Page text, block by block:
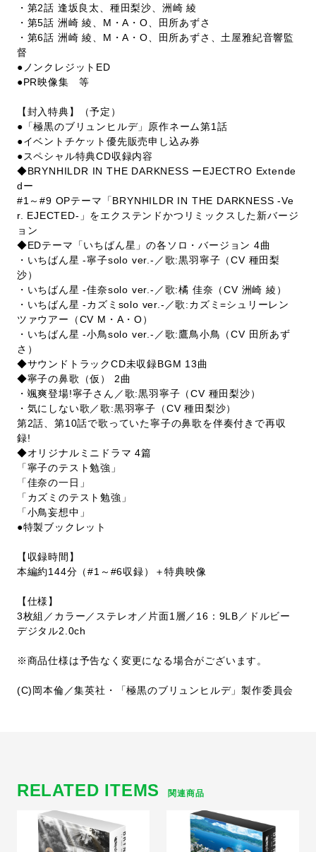
・第2話 逢坂良太、種田梨沙、洲崎 綾
・第5話 洲崎 綾、M・A・O、田所あずさ
・第6話 洲崎 綾、M・A・O、田所あずさ、土屋雅紀音響監
督
●ノンクレジットED
●PR映像集 等
【封入特典】（予定）
●「極黒のブリュンヒルデ」原作ネーム第1話
●イベントチケット優先販売申し込み券
●スペシャル特典CD収録内容
◆BRYNHILDR IN THE DARKNESS ーEJECTRO Extende
dー
#1～#9 OPテーマ「BRYNHILDR IN THE DARKNESS -Ve
r. EJECTED-」をエクステンドかつリミックスした新バージ
ョン
◆EDテーマ「いちばん星」の各ソロ・バージョン 4曲
・いちばん星 -寧子solo ver.-／歌:黒羽寧子（CV 種田梨
沙）
・いちばん星 -佳奈solo ver.-／歌:橘 佳奈（CV 洲崎 綾）
・いちばん星 -カズミsolo ver.-／歌:カズミ=シュリーレン
ツァウアー（CV M・A・O）
・いちばん星 -小鳥solo ver.-／歌:鷹鳥小鳥（CV 田所あず
さ）
◆サウンドトラックCD未収録BGM 13曲
◆寧子の鼻歌（仮） 2曲
・颯爽登場!寧子さん／歌:黒羽寧子（CV 種田梨沙）
・気にしない歌／歌:黒羽寧子（CV 種田梨沙）
第2話、第10話で歌っていた寧子の鼻歌を伴奏付きで再収
録!
◆オリジナルミニドラマ 4篇
「寧子のテスト勉強」
「佳奈の一日」
「カズミのテスト勉強」
「小鳥妄想中」
●特製ブックレット
【収録時間】
本編約144分（#1～#6収録）＋特典映像
【仕様】
3枚組／カラー／ステレオ／片面1層／16：9LB／ドルビー
デジタル2.0ch
※商品仕様は予告なく変更になる場合がございます。
(C)岡本倫／集英社・「極黒のブリュンヒルデ」製作委員会
RELATED ITEMS 関連商品